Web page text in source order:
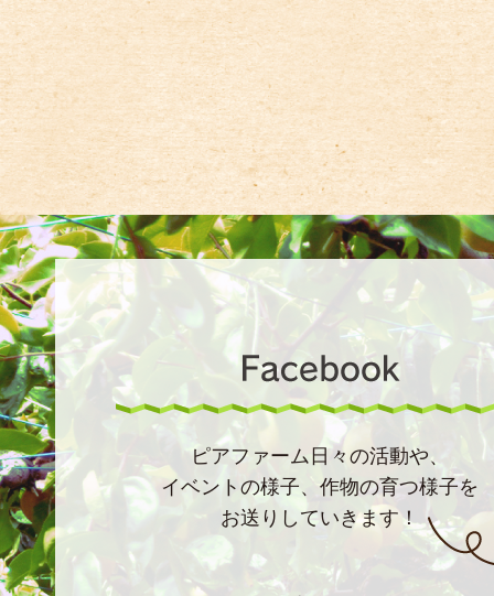
ピアファーム日々の活動や、
イベントの様子、作物の育つ様子を
お送りしていきます！